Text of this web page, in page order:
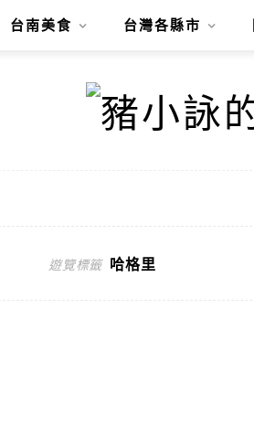
台南美食 台灣各縣市
遊覽標籤 哈格里